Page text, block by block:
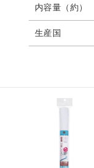
内容量（約）
生産国